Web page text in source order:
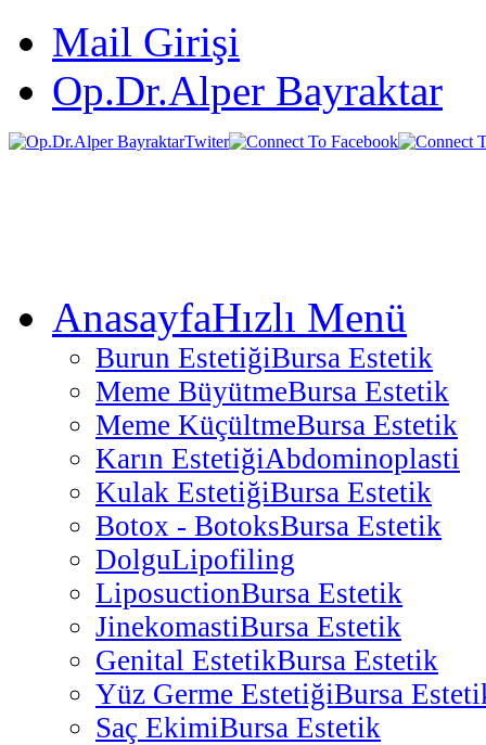
Mail Girişi
Op.Dr.Alper Bayraktar
AnasayfaHızlı Menü
Burun EstetiğiBursa Estetik
Meme BüyütmeBursa Estetik
Meme KüçültmeBursa Estetik
Karın EstetiğiAbdominoplasti
Kulak EstetiğiBursa Estetik
Botox - BotoksBursa Estetik
DolguLipofiling
LiposuctionBursa Estetik
JinekomastiBursa Estetik
Genital EstetikBursa Estetik
Yüz Germe EstetiğiBursa
Saç EkimiBursa Estetik